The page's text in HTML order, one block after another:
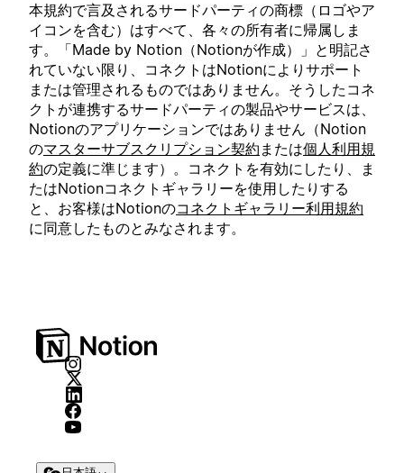
本規約で言及されるサードパーティの商標（ロゴやア
イコンを含む）はすべて、各々の所有者に帰属しま
す。「Made by Notion（Notionが作成）」と明記さ
れていない限り、コネクトはNotionによりサポート
または管理されるものではありません。そうしたコネ
クトが連携するサードパーティの製品やサービスは、
Notionのアプリケーションではありません（Notion
のマスターサブスクリプション契約 または個人利用規
約の定義に準じます）。コネクトを有効にしたり、ま
たはNotionコネクトギャラリーを使用したりする
と、お客様はNotionのコネクトギャラリー利用規約
に同意したものとみなされます。